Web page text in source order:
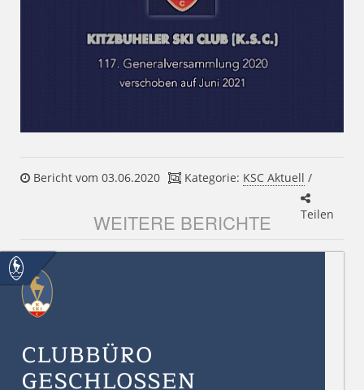
Bericht vom 03.06.2020 Kategorie: KSC Aktuell /
Teilen
WEITERE BERICHTE